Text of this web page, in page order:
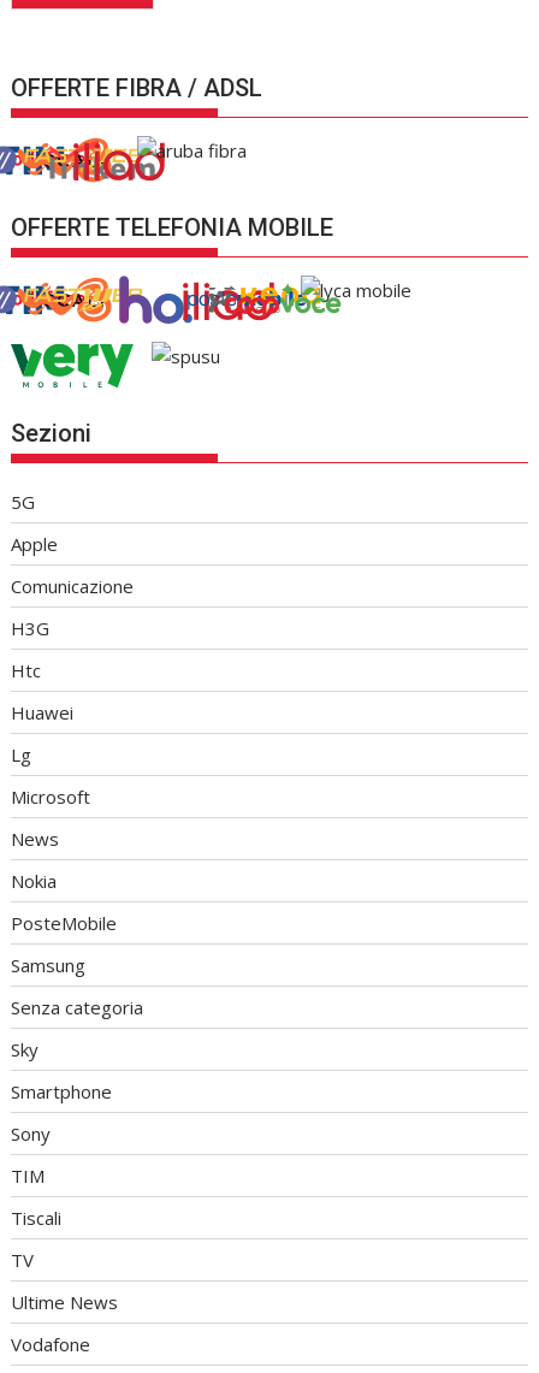
OFFERTE FIBRA / ADSL
OFFERTE TELEFONIA MOBILE
Sezioni
5G
Apple
Comunicazione
H3G
Htc
Huawei
Lg
Microsoft
News
Nokia
PosteMobile
Samsung
Senza categoria
Sky
Smartphone
Sony
TIM
Tiscali
TV
Ultime News
Vodafone